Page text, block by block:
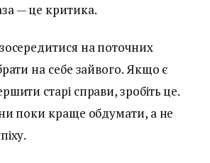
— це критика.
на поточних
на себе зайвого. Якщо є
старі справи, зробіть це.
поки краще обдумати, а не